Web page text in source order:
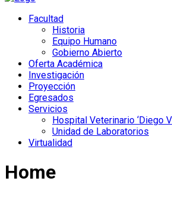
Facultad
Historia
Equipo Humano
Gobierno Abierto
Oferta Académica
Investigación
Proyección
Egresados
Servicios
Hospital Veterinario ‘Diego
Unidad de Laboratorios
Virtualidad
Home